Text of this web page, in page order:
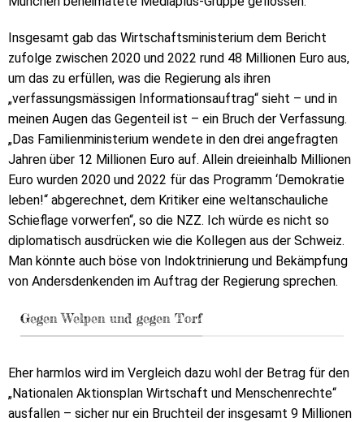
Insgesamt gab das Wirtschaftsministerium dem Bericht
zufolge zwischen 2020 und 2022 rund 48 Millionen Euro aus,
um das zu erfüllen, was die Regierung als ihren
„verfassungsmässigen Informationsauftrag“ sieht – und in
meinen Augen das Gegenteil ist – ein Bruch der Verfassung.
„Das Familienministerium wendete in den drei angefragten
Jahren über 12 Millionen Euro auf. Allein dreieinhalb Millionen
Euro wurden 2020 und 2022 für das Programm ‘Demokratie
leben!“ abgerechnet, dem Kritiker eine weltanschauliche
Schieflage vorwerfen“, so die NZZ. Ich würde es nicht so
diplomatisch ausdrücken wie die Kollegen aus der Schweiz.
Man könnte auch böse von Indoktrinierung und Bekämpfung
von Andersdenkenden im Auftrag der Regierung sprechen.
Gegen Welpen und gegen Torf
Eher harmlos wird im Vergleich dazu wohl der Betrag für den
„Nationalen Aktionsplan Wirtschaft und Menschenrechte“
ausfallen – sicher nur ein Bruchteil der insgesamt 9 Millionen